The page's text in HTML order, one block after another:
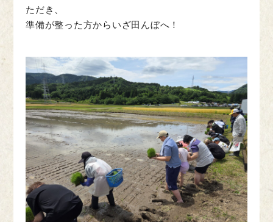
ただき、
準備が整った方からいざ田んぼへ！